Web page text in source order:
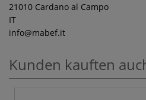
21010 Cardano al Campo
IT
info@mabef.it
Kunden kauften